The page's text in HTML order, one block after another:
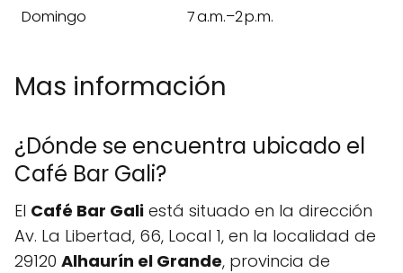
Domingo
7 a.m.–2 p.m.
Mas información
¿Dónde se encuentra ubicado el
Café Bar Gali?
El Café Bar Gali está situado en la dirección
Av. La Libertad, 66, Local 1, en la localidad de
29120 Alhaurín el Grande, provincia de